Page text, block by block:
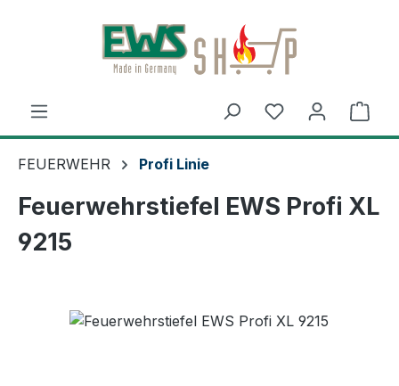
Zum Hauptinhalt springen
FEUERWEHR Profi Linie
Feuerwehrstiefel EWS Profi XL
9215